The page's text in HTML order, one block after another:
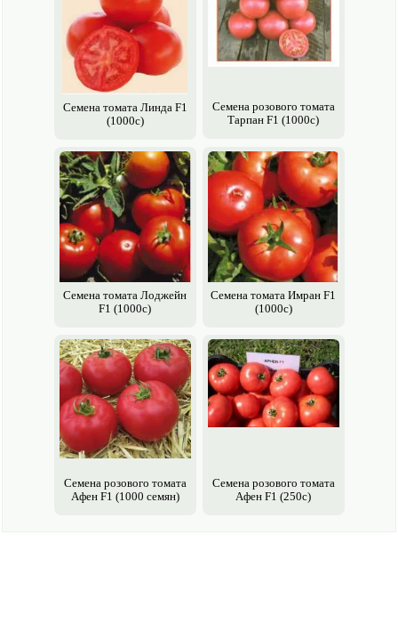
Семена томата Линда F1
(1000с)
Семена розового томата
Тарпан F1 (1000с)
Семена томата Лоджейн
F1 (1000c)
Семена томата Имран F1
(1000c)
Семена розового томата
Афен F1 (1000 семян)
Семена розового томата
Афен F1 (250с)